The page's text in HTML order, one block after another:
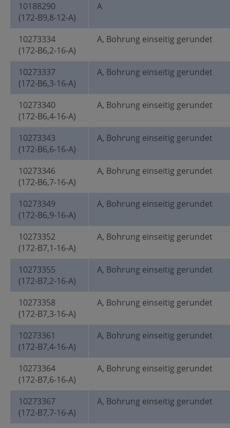
10188290
(172-B9,8-12-A)
A
10273334
(172-B6,2-16-A)
A, Bohrung einseitig gerundet
10273337
(172-B6,3-16-A)
A, Bohrung einseitig gerundet
10273340
(172-B6,4-16-A)
A, Bohrung einseitig gerundet
10273343
(172-B6,6-16-A)
A, Bohrung einseitig gerundet
10273346
(172-B6,7-16-A)
A, Bohrung einseitig gerundet
10273349
(172-B6,9-16-A)
A, Bohrung einseitig gerundet
10273352
(172-B7,1-16-A)
A, Bohrung einseitig gerundet
10273355
(172-B7,2-16-A)
A, Bohrung einseitig gerundet
10273358
(172-B7,3-16-A)
A, Bohrung einseitig gerundet
10273361
(172-B7,4-16-A)
A, Bohrung einseitig gerundet
10273364
(172-B7,6-16-A)
A, Bohrung einseitig gerundet
10273367
(172-B7,7-16-A)
A, Bohrung einseitig gerundet